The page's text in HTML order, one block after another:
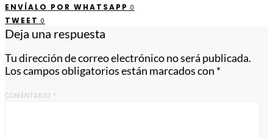
ENVÍALO POR WHATSAPP 0
TWEET 0
Deja una respuesta
Tu dirección de correo electrónico no será publicada.
Los campos obligatorios están marcados con *
COMENTARIO *